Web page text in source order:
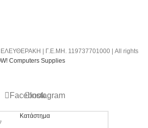
| Γ.Ε.ΜΗ. 119737701000 | All rights
Computers Supplies
FacebookInstagram
Κατάστημα